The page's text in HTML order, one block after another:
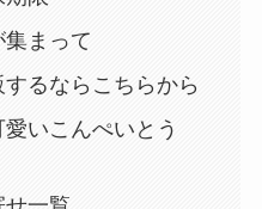
まって
るならこちらから
いこんぺいとう